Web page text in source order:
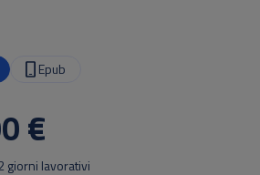
Epub
€
giorni lavorativi